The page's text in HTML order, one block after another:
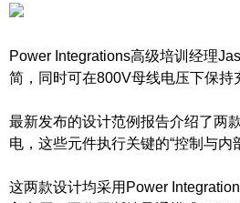
Power Integrations高级培训经理
简，同时可在800V母线电压下保
最新发布的设计范例报告介绍了两
电，这些元件执行关键的“控制与内
这两款设计均采用Power